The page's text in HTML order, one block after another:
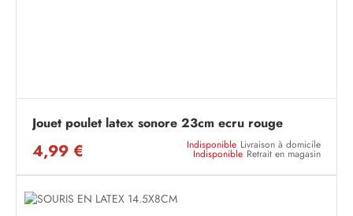
Jouet poulet latex sonore 23cm ecru rouge
4,99 € Indisponible Livraison à domicile
Indisponible Retrait en magasin